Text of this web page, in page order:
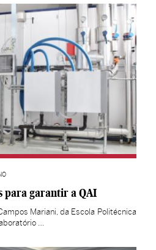
para garantir a QAI
Mariani, da Escola Politécnica
…